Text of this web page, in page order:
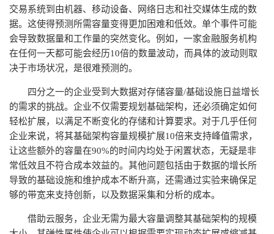
交易系统到由机器、移动设备、网络日志和社交媒体生成的数
据。这使得预测所需容量变得更加困难和低效。单个事件可能
会导致数据量和工作量的突然变化。例如，一家金融服务机构
在任何一天都可能会经历10倍的数量波动，而具体的波动则取
决于市场状况，是很难预测的。
四分之一的企业受到大数据对存储容量/基础设施日益增长
的需求的挑战。企业不仅需要规划基础架构，还必须确定如何
轻松扩展，以满足不断变化的存储和计算要求。对于几乎任何
企业来说，将其基础架构容量规模扩展10倍来支持峰值需求，
让这些额外的容量在90%的时间内均处于闲置状态，无疑是非
常低效且不符合成本效益的。其他问题包括由于数据的增长所
导致的基础设施和维护成本不断升高，还需通过实验来确保足
够的带宽来支持创新，以及数据采集和分析的成本。
借助云服务，企业无需为最大容量调整其基础架构的规模